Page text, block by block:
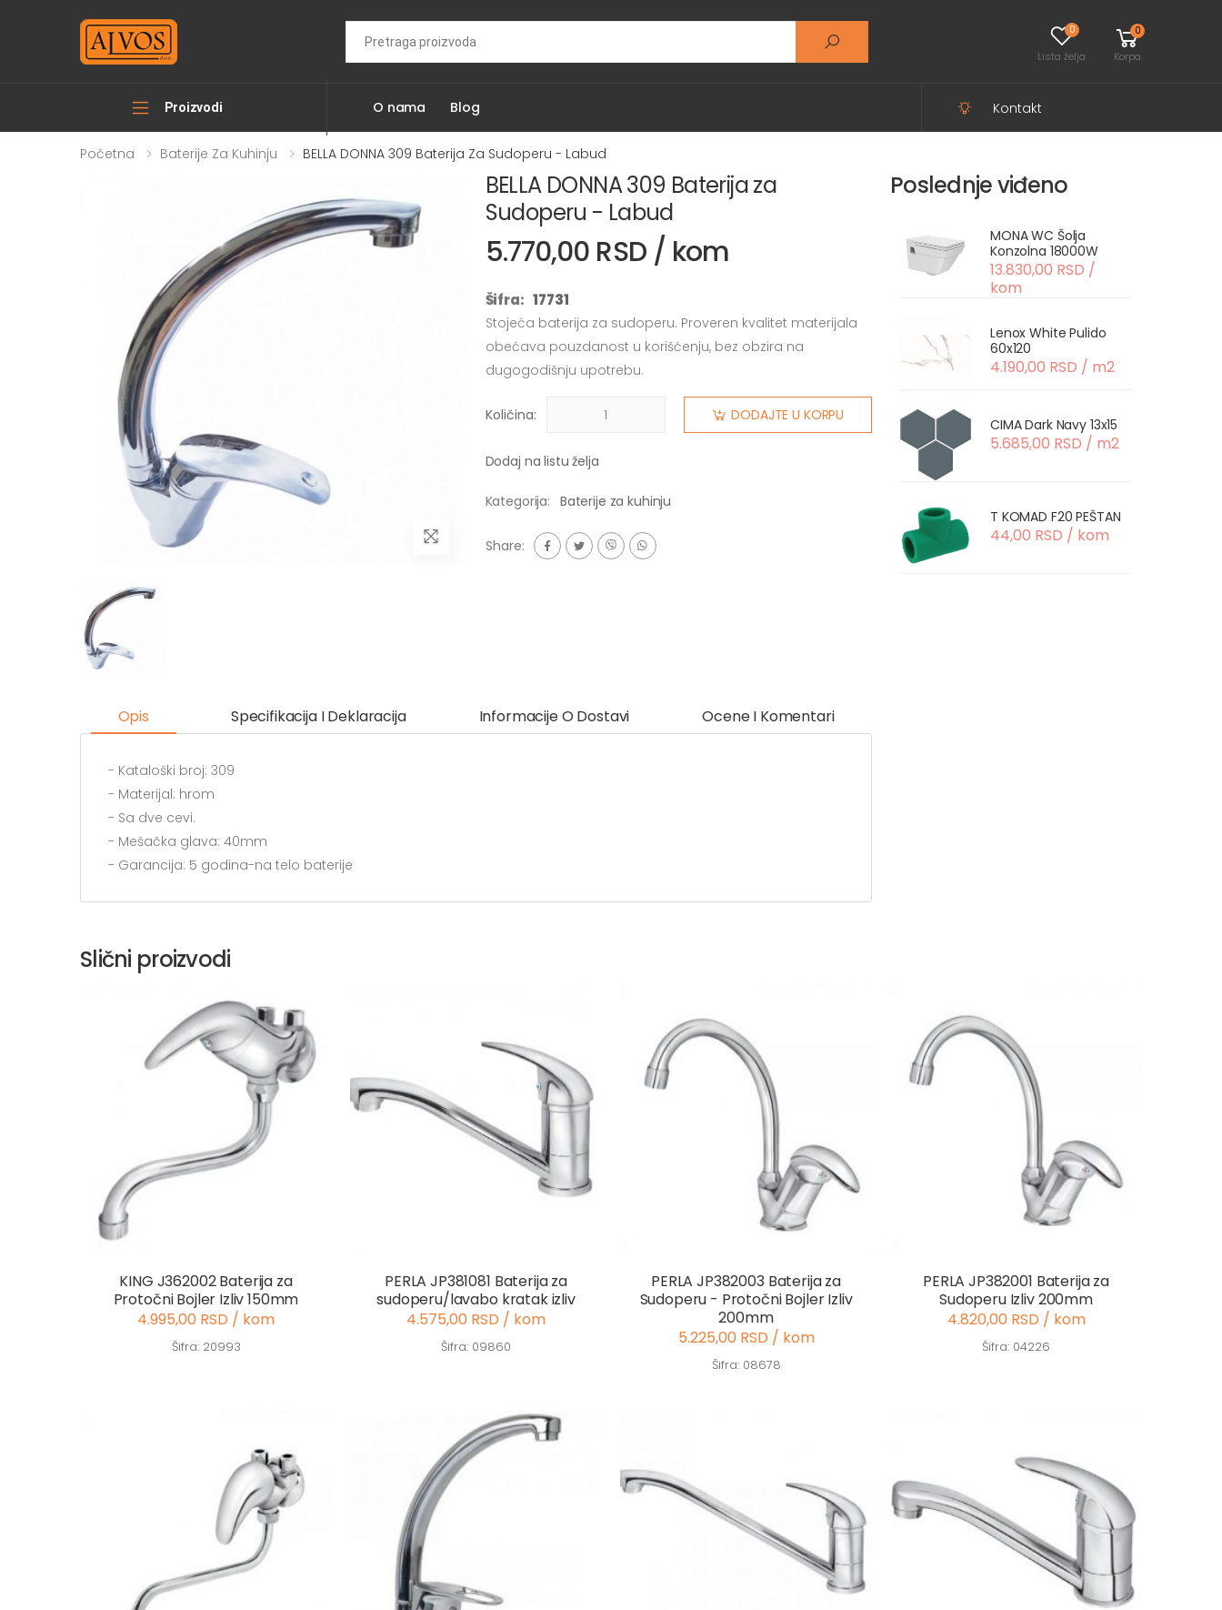
0
Lista želja
0
Korpa
Proizvodi O nama Blog Kontakt
Početna Baterije Za Kuhinju BELLA DONNA 309 Baterija Za Sudoperu - Labud
BELLA DONNA 309 Baterija za
Sudoperu - Labud
5.770,00 RSD / kom
Šifra: 17731
Stojeća baterija za sudoperu. Proveren kvalitet materijala
obećava pouzdanost u korišćenju, bez obzira na
dugogodišnju upotrebu.
Količina: DODAJTE U KORPU
Dodaj na listu želja
Kategorija: Baterije za kuhinju
Share:
Opis Specifikacija I Deklaracija Informacije O Dostavi Ocene I Komentari
- Kataloški broj: 309
- Materijal: hrom
- Sa dve cevi.
- Mešačka glava: 40mm
- Garancija: 5 godina-na telo baterije
Poslednje viđeno
MONA WC Šolja
Konzolna 18000W
13.830,00 RSD /
kom
Lenox White Pulido
60x120
4.190,00 RSD / m2
CIMA Dark Navy 13x15
5.685,00 RSD / m2
T KOMAD F20 PEŠTAN
44,00 RSD / kom
Slični proizvodi
KING J362002 Baterija za
Protočni Bojler Izliv 150mm
4.995,00 RSD / kom
Šifra: 20993
PERLA JP381081 Baterija za
sudoperu/lavabo kratak izliv
4.575,00 RSD / kom
Šifra: 09860
PERLA JP382003 Baterija za
Sudoperu - Protočni Bojler Izliv
200mm
5.225,00 RSD / kom
Šifra: 08678
PERLA JP382001 Baterija za
Sudoperu Izliv 200mm
4.820,00 RSD / kom
Šifra: 04226